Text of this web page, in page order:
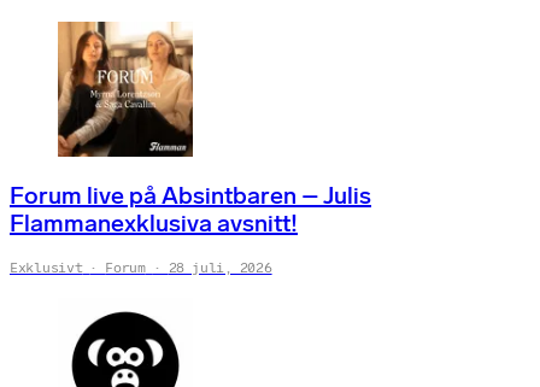
Forum live på Absintbaren – Julis
Flammanexklusiva avsnitt!
Exklusivt Forum 28 juli, 2026